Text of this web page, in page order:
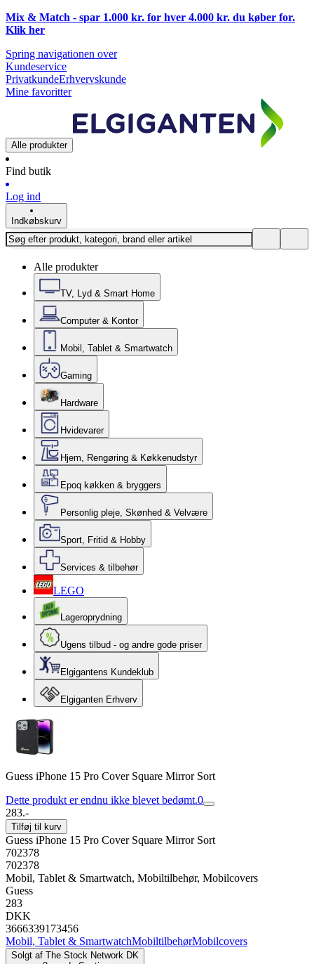
Mix & Match - spar 1.000 kr. for hver 4.000 kr. du køber for.
Klik her
Spring navigationen over
Kundeservice
PrivatkundeErhvervskunde
Mine favoritter
Alle produkter
Find butik
Log ind
Indkøbskurv
Alle produkter
TV, Lyd & Smart Home
Computer & Kontor
Mobil, Tablet & Smartwatch
Gaming
Hardware
Hvidevarer
Hjem, Rengøring & Køkkenudstyr
Epoq køkken & bryggers
Personlig pleje, Skønhed & Velvære
Sport, Fritid & Hobby
Services & tilbehør
LEGO
Lageroprydning
Ugens tilbud - og andre gode priser
Elgigantens Kundeklub
Elgiganten Erhverv
Guess iPhone 15 Pro Cover Square Mirror Sort
Dette produkt er endnu ikke blevet bedømt.0
283.-
Tilføj til kurv
Guess iPhone 15 Pro Cover Square Mirror Sort
702378
702378
Mobil, Tablet & Smartwatch, Mobiltilbehør, Mobilcovers
Guess
283
DKK
3666339173456
Mobil, Tablet & SmartwatchMobiltilbehørMobilcovers
Solgt af The Stock Network DK